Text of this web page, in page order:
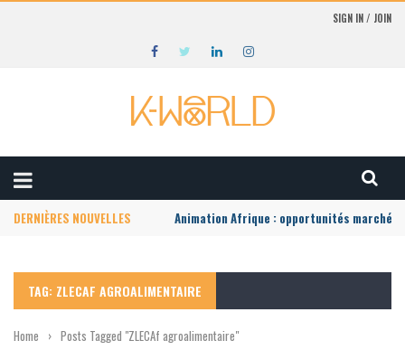
SIGN IN / JOIN
DERNIÈRES NOUVELLES Animation Afrique : opportunités marché
TAG: ZLECAF AGROALIMENTAIRE
Home › Posts Tagged "ZLECAf agroalimentaire"